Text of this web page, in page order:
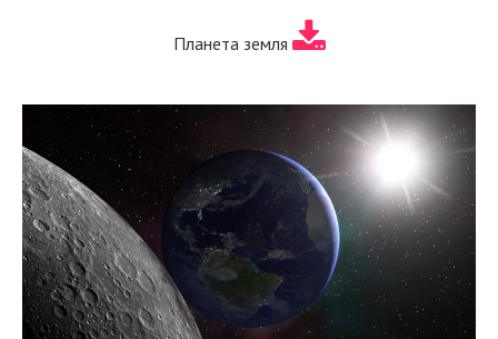
Планета земля